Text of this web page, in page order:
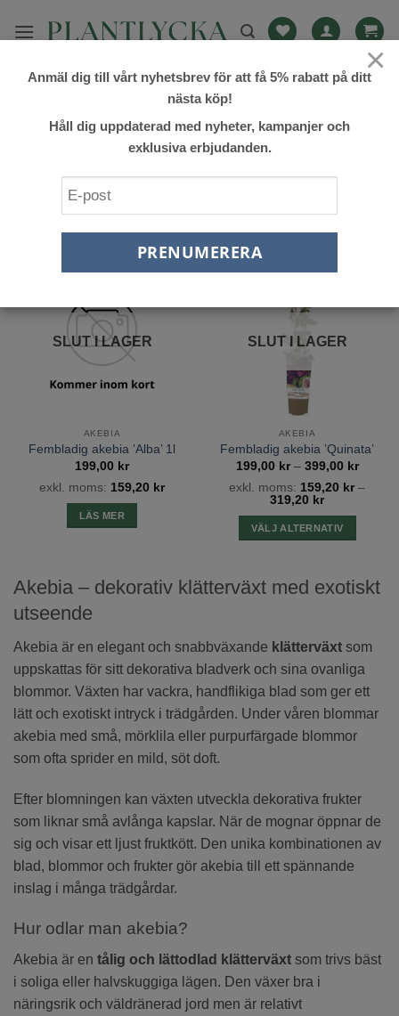
BLOMMANDE OCH DEKORATIVA KLÄTTERVÄXTER
AKEBIA
FILTRERA
SLUT I LAGER
AKEBIA
Fembladig akebia ’Alba’ 1l
199,00 kr
exkl. moms: 159,20 kr
LÄS MER
SLUT I LAGER
AKEBIA
Fembladig akebia ’Quinata’
199,00 kr – 399,00 kr
till
exkl. moms: 159,20 kr–
319,20 kr
VÄLJ ALTERNATIV
produkten
varianter.
alternativen
kan
väljas
Akebia – dekorativ klätterväxt med exotiskt
utseende
Akebia är en elegant och snabbväxande klätterväxt som
uppskattas för sitt dekorativa bladverk och sina ovanliga
blommor. Växten har vackra, handflikiga blad som ger ett
lätt och exotiskt intryck i trädgården. Under våren blommar
akebia med små, mörklila eller purpurfärgade blommor
som ofta sprider en mild, söt doft.
Efter blomningen kan växten utveckla dekorativa frukter
som liknar små avlånga kapslar. När de mognar öppnar de
sig och visar ett ljust fruktkött. Den unika kombinationen av
blad, blommor och frukter gör akebia till ett spännande
inslag i många trädgårdar.
Hur odlar man akebia?
Akebia är en tålig och lättodlad klätterväxt som trivs bäst
i soliga eller halvskuggiga lägen. Den växer bra i
näringsrik och väldränerad jord men är relativt
×
Anmäl dig till vårt nyhetsbrev för att få 5% rabatt på ditt
nästa köp!
Håll dig uppdaterad med nyheter, kampanjer och
exklusiva erbjudanden.